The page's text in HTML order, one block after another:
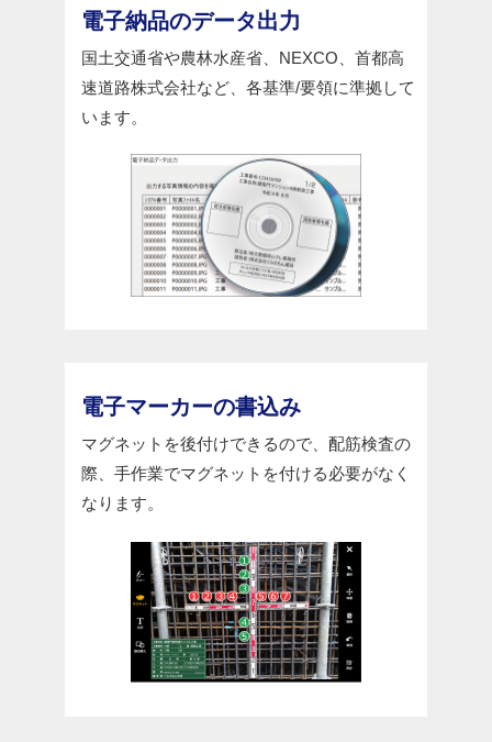
電子納品のデータ出力
国土交通省や農林水産省、NEXCO、首都高
速道路株式会社など、各基準/要領に準拠して
います。
電子マーカーの書込み
マグネットを後付けできるので、配筋検査の
際、手作業でマグネットを付ける必要がなく
なります。